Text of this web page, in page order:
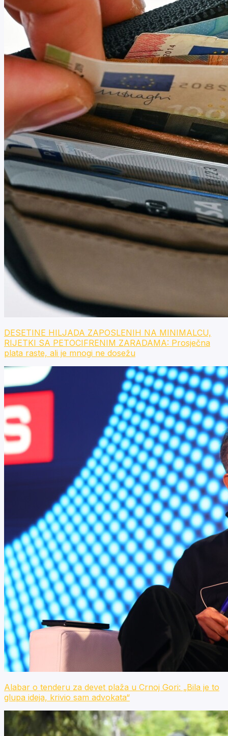
DESETINE HILJADA ZAPOSLENIH NA MINIMALCU,
RIJETKI SA PETOCIFRENIM ZARADAMA: Prosječna
plata raste, ali je mnogi ne dosežu
Alabar o tenderu za devet plaža u Crnoj Gori: „Bila je to
glupa ideja, krivio sam advokata“